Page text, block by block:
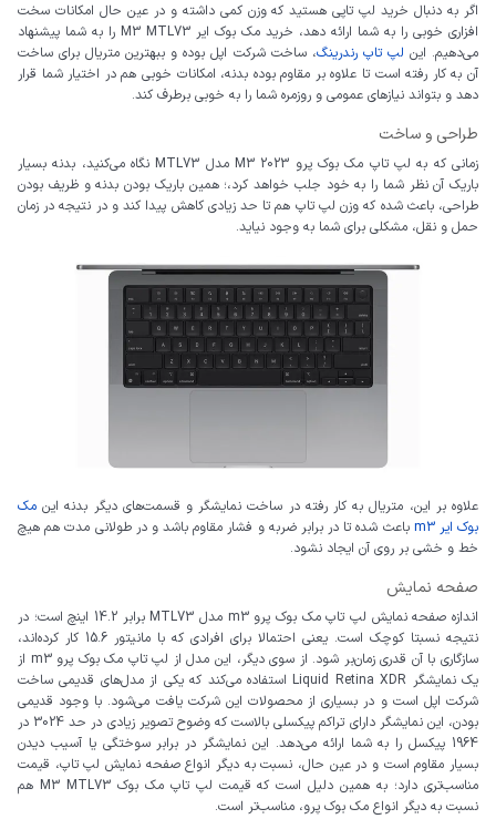
اگر به دنبال خرید لپ تاپی هستید که وزن کمی داشته و در عین حال امکانات سخت
افزاری خوبی را به شما ارائه دهد، خرید مک بوک ایر M3 MTL73 را به شما پیشنهاد
می‌دهیم. این لپ تاپ رندرینگ، ساخت شرکت اپل بوده و ببهترین متریال برای ساخت
آن به کار رفته است تا علاوه بر مقاوم بوده بدنه، امکانات خوبی هم در اختیار شما قرار
دهد و بتواند نیازهای عمومی و روزمره شما را به خوبی برطرف کند.
طراحی و ساخت
زمانی که به لپ تاپ مک بوک پرو M3 2023 مدل MTL73 نگاه می‌کنید، بدنه بسیار
باریک آن نظر شما را به خود جلب خواهد کرد،؛ همین باریک بودن بدنه و ظریف بودن
طراحی، باعث شده که وزن لپ تاپ هم تا حد زیادی کاهش پیدا کند و در نتیجه در زمان
حمل و نقل، مشکلی برای شما به وجود نیاید.
علاوه بر این، متریال به کار رفته در ساخت نمایشگر و قسمت‌های دیگر بدنه این مک
بوک ایر m3
باعث شده تا در برابر ضربه و فشار مقاوم باشد و در طولانی مدت هم هیچ
خط و خشی بر روی آن ایجاد نشود.
صفحه نمایش
اندازه صفحه نمایش لپ تاپ مک بوک پرو m3 مدل MTL73 برابر 14.2 اینچ است؛ در
نتیجه نسبتا کوچک است. یعنی احتمالا برای افرادی که با مانیتور 15.6 کار کرده‌اند،
سازگاری با آن قدری زمان‌بر شود. از سوی دیگر، این مدل از لپ تاپ مک بوک پرو m3 از
یک نمایشگر Liquid Retina XDR استفاده می‌کند که یکی از مدل‌های قدیمی ساخت
شرکت اپل است و در بسیاری از محصولات این شرکت یافت می‌شود. با وجود قدیمی
بودن، این نمایشگر دارای تراکم پیکسلی بالاست که وضوح تصویر زیادی در حد 3024 در
1964 پیکسل را به شما ارائه می‌دهد. این نمایشگر در برابر سوختگی یا آسیب دیدن
بسیار مقاوم است و در عین حال، نسبت به دیگر انواع صفحه نمایش لپ تاپ، قیمت
مناسب‌تری دارد؛ به همین دلیل است که قیمت لپ تاپ مک بوک M3 MTL73 هم
نسبت به دیگر انواع مک بوک پرو، مناسب‌تر است.